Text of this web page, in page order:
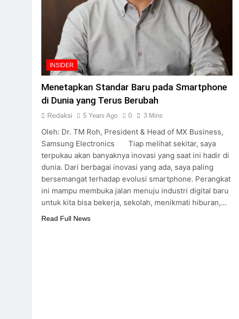
INSIDER
Menetapkan Standar Baru pada Smartphone
di Dunia yang Terus Berubah
Redaksi 5 Years Ago 0 3 Mins
Oleh: Dr. TM Roh, President & Head of MX Business,
Samsung Electronics Tiap melihat sekitar, saya
terpukau akan banyaknya inovasi yang saat ini hadir di
dunia. Dari berbagai inovasi yang ada, saya paling
bersemangat terhadap evolusi smartphone. Perangkat
ini mampu membuka jalan menuju industri digital baru
untuk kita bisa bekerja, sekolah, menikmati hiburan,…
Read Full News